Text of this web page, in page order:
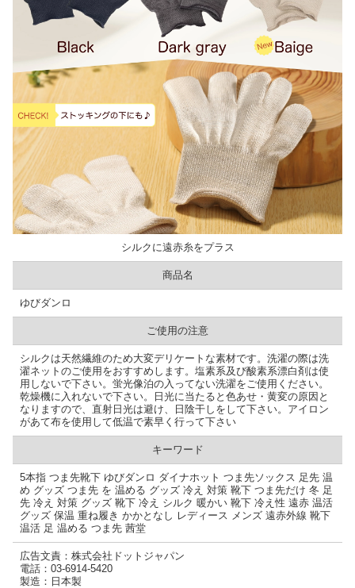
シルクに遠赤糸をプラス
商品名
ゆびダンロ
ご使用の注意
シルクは天然繊維のため大変デリケートな素材です。洗濯の際は洗
濯ネットのご使用をおすすめします。塩素系及び酸素系漂白剤は使
用しないで下さい。蛍光像泊の入ってない洗濯をご使用ください。
乾燥機に入れないで下さい。日光に当たると色あせ・黄変の原因と
なりますので、直射日光は避け、日陰干しをして下さい。アイロン
があて布を使用して低温で素早く行って下さい
キーワード
5本指 つま先靴下 ゆびダンロ ダイナホット つま先ソックス 足先 温
め グッズ つま先 を 温める グッズ 冷え 対策 靴下 つま先だけ 冬 足
先 冷え 対策 グッズ 靴下 冷え シルク 暖かい 靴下 冷え性 遠赤 温活
グッズ 保温 重ね履き かかとなし レディース メンズ 遠赤外線 靴下
温活 足 温める つま先 茜堂
広告文責：株式会社ドットジャパン
電話：03-6914-5420
製造：日本製